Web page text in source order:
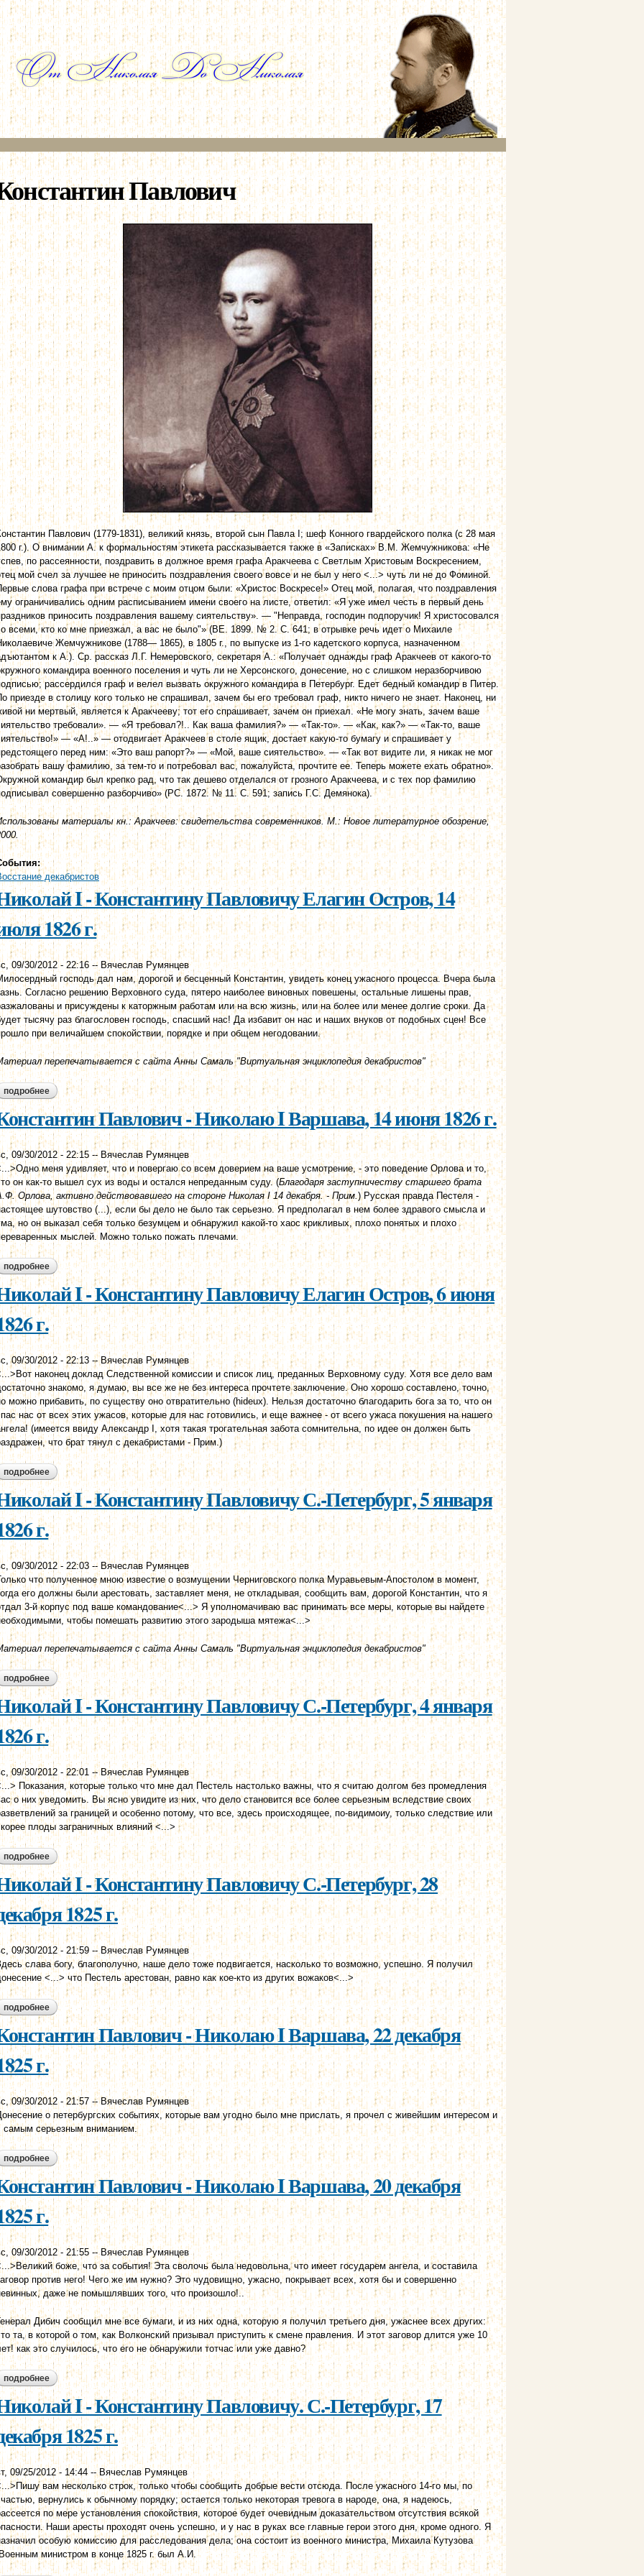
Перейти к
основному
содержанию
Павлович
Павлович (1779-1831), великий князь, второй сын Павла I; шеф Конного гвардейского полка (с 28 мая
г.). О внимании А. к формальностям этикета рассказывается также в «Записках» В.М. Жемчужникова: «Не
по рассеянности, поздравить в должное время графа Аракчеева с Светлым Христовым Воскресением,
мой счел за лучшее не приносить поздравления своего вовсе и не был у него <...> чуть ли не до Фоминой.
слова графа при встрече с моим отцом были: «Христос Воскресе!» Отец мой, полагая, что поздравления
ограничивались одним расписыванием имени своего на листе, ответил: «Я уже имел честь в первый день
приносить поздравления вашему сиятельству». — "Неправда, господин подпоручик! Я христосовался
всеми, кто ко мне приезжал, а вас не было"» (ВЕ. 1899. № 2. С. 641; в отрывке речь идет о Михаиле
Жемчужникове (1788— 1865), в 1805 г., по выпуске из 1-го кадетского корпуса, назначенном
к А.). Ср. рассказ Л.Г. Немеровского, секретаря А.: «Получает однажды граф Аракчеев от какого-то
командира военного поселения и чуть ли не Херсонского, донесение, но с слишком неразборчивою
рассердился граф и велел вызвать окружного командира в Петербург. Едет бедный командир в Питер.
приезде в столицу кого только не спрашивал, зачем бы его требовал граф, никто ничего не знает. Наконец, ни
ни мертвый, является к Аракчееву; тот его спрашивает, зачем он приехал. «Не могу знать, зачем ваше
требовали». — «Я требовал?!.. Как ваша фамилия?» — «Так-то». — «Как, как?» — «Так-то, ваше
— «А!..» — отодвигает Аракчеев в столе ящик, достает какую-то бумагу и спрашивает у
перед ним: «Это ваш рапорт?» — «Мой, ваше сиятельство». — «Так вот видите ли, я никак не мог
вашу фамилию, за тем-то и потребовал вас, пожалуйста, прочтите ее. Теперь можете ехать обратно».
командир был крепко рад, что так дешево отделался от грозного Аракчеева, и с тех пор фамилию
совершенно разборчиво» (РС. 1872. № 11. С. 591; запись Г.С. Демянока).
материалы кн.: Аракчеев: свидетельства современников. М.: Новое литературное обозрение,
декабристов
I - Константину Павловичу Елагин Остров, 14
1826 г.
09/30/2012 - 22:16 -- Вячеслав Румянцев
господь дал нам, дорогой и бесценный Константин, увидеть конец ужасного процесса. Вчера была
Согласно решению Верховного суда, пятеро наиболее виновных повешены, остальные лишены прав,
и присуждены к каторжным работам или на всю жизнь, или на более или менее долгие сроки. Да
тысячу раз благословен господь, спасший нас! Да избавит он нас и наших внуков от подобных сцен! Все
при величайшем спокойствии, порядке и при общем негодовании.
перепечатывается с сайта Анны Самаль "Виртуальная энциклопедия декабристов"
подробнее о николай i - константину павловичу елагин остров, 14 июля 1826 г.
Павлович - Николаю I Варшава, 14 июня 1826 г.
09/30/2012 - 22:15 -- Вячеслав Румянцев
меня удивляет, что и повергаю со всем доверием на ваше усмотрение, - это поведение Орлова и то,
он как-то вышел сух из воды и остался непреданным суду. (Благодаря заступничеству старшего брата
Орлова, активно действовавшего на стороне Николая I 14 декабря. - Прим.) Русская правда Пестеля -
шутовство (...), если бы дело не было так серьезно. Я предполагал в нем более здравого смысла и
но он выказал себя только безумцем и обнаружил какой-то хаос крикливых, плохо понятых и плохо
мыслей. Можно только пожать плечами.
подробнее о константин павлович - николаю i варшава, 14 июня 1826 г.
I - Константину Павловичу Елагин Остров, 6 июня
г.
09/30/2012 - 22:13 --Вячеслав Румянцев
наконец доклад Следственной комиссии и список лиц, преданных Верховному суду. Хотя все дело вам
знакомо, я думаю, вы все же не без интереса прочтете заключение. Оно хорошо составлено, точно,
можно прибавить, по существу оно отвратительно (hideux). Нельзя достаточно благодарить бога за то, что он
нас от всех этих ужасов, которые для нас готовились, и еще важнее - от всего ужаса покушения на нашего
(имеется ввиду Александр I, хотя такая трогательная забота сомнительна, по идее он должен быть
что брат тянул с декабристами - Прим.)
подробнее о николай i - константину павловичу елагин остров, 6 июня 1826 г.
I - Константину Павловичу С.-Петербург, 5 января
г.
09/30/2012 - 22:03 -- Вячеслав Румянцев
что полученное мною известие о возмущении Черниговского полка Муравьевым-Апостолом в момент,
его должны были арестовать, заставляет меня, не откладывая, сообщить вам, дорогой Константин, что я
3-й корпус под ваше командование<...> Я уполномачиваю вас принимать все меры, которые вы найдете
чтобы помешать развитию этого зародыша мятежа<...>
перепечатывается с сайта Анны Самаль "Виртуальная энциклопедия декабристов"
подробнее о николай i - константину павловичу с.-петербург, 5 января 1826 г.
I - Константину Павловичу С.-Петербург, 4 января
г.
09/30/2012 - 22:01 --Вячеслав Румянцев
Показания, которые только что мне дал Пестель настолько важны, что я считаю долгом без промедления
о них уведомить. Вы ясно увидите из них, что дело становится все более серьезным вследствие своих
за границей и особенно потому, что все, здесь происходящее, по-видимоиу, только следствие или
плоды заграничных влияний <...>
подробнее о николай i - константину павловичу с.-петербург, 4 января 1826 г.
I - Константину Павловичу С.-Петербург, 28
1825 г.
09/30/2012 - 21:59 -- Вячеслав Румянцев
слава богу, благополучно, наше дело тоже подвигается, насколько то возможно, успешно. Я получил
<...> что Пестель арестован, равно как кое-кто из других вожаков<...>
подробнее о николай i - константину павловичу с.-петербург, 28 декабря 1825 г.
Павлович - Николаю I Варшава, 22 декабря
г.
09/30/2012 - 21:57 --Вячеслав Румянцев
о петербургских событиях, которые вам угодно было мне прислать, я прочел с живейшим интересом и
самым серьезным вниманием.
подробнее о константин павлович - николаю i варшава, 22 декабря 1825 г.
Павлович - Николаю I Варшава, 20 декабря
г.
09/30/2012 - 21:55 --Вячеслав Румянцев
боже, что за события! Эта сволочь была недовольна, что имеет государем ангела, и составила
против него! Чего же им нужно? Это чудовищно, ужасно, покрывает всех, хотя бы и совершенно
даже не помышлявших того, что произошло!..
Дибич сообщил мне все бумаги, и из них одна, которую я получил третьего дня, ужаснее всех других:
та, в которой о том, как Волконский призывал приступить к смене правления. И этот заговор длится уже 10
как это случилось, что его не обнаружили тотчас или уже давно?
подробнее о константин павлович - николаю i варшава, 20 декабря 1825 г.
I - Константину Павловичу. С.-Петербург, 17
1825 г.
09/25/2012 - 14:44--Вячеслав Румянцев
вам несколько строк, только чтобы сообщить добрые вести отсюда. После ужасного 14-го мы, по
вернулись к обычному порядку; остается только некоторая тревога в народе, она, я надеюсь,
по мере установления спокойствия, которое будет очевидным доказательством отсутствия всякой
Наши аресты проходят очень успешно, и у нас в руках все главные герои этого дня, кроме одного. Я
особую комиссию для расследования дела; она состоит из военного министра, Михаила Кутузова
министром в конце 1825 г. был А.И.